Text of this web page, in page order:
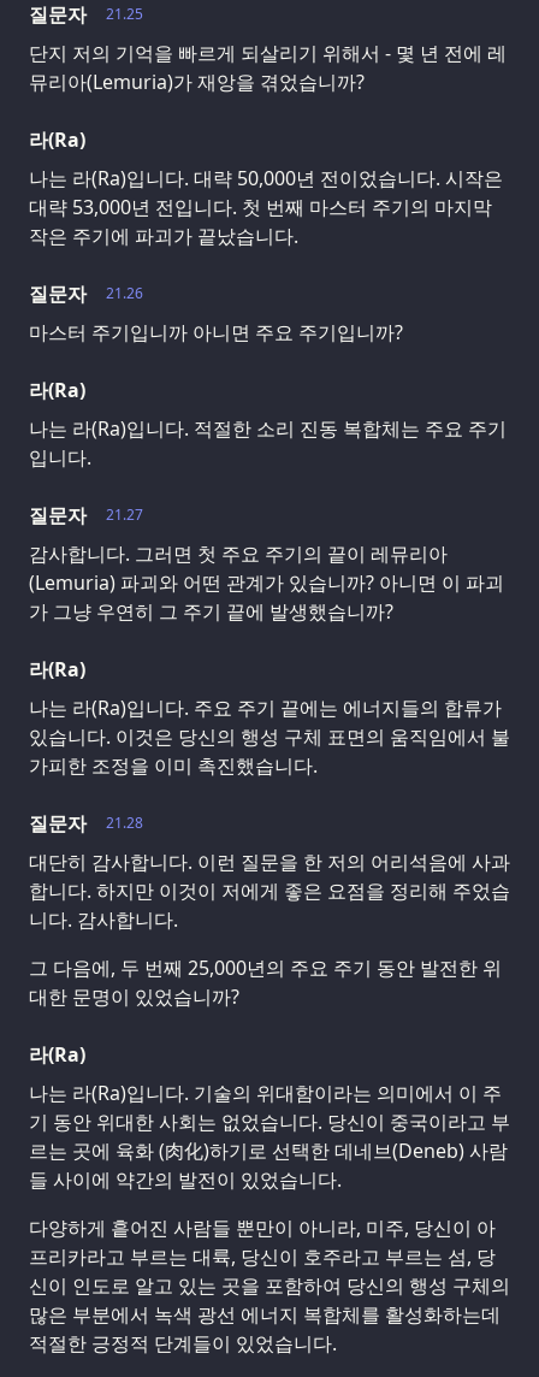
21.25
질문자
단지 저의 기억을 빠르게 되살리기 위해서 - 몇 년 전에 레
뮤리아(Lemuria)가 재앙을 겪었습니까?
라(Ra)
나는 라(Ra)입니다. 대략 50,000년 전이었습니다. 시작은
대략 53,000년 전입니다. 첫 번째 마스터 주기의 마지막
작은 주기에 파괴가 끝났습니다.
21.26
질문자
마스터 주기입니까 아니면 주요 주기입니까?
라(Ra)
나는 라(Ra)입니다. 적절한 소리 진동 복합체는 주요 주기
입니다.
21.27
질문자
감사합니다. 그러면 첫 주요 주기의 끝이 레뮤리아
(Lemuria) 파괴와 어떤 관계가 있습니까? 아니면 이 파괴
가 그냥 우연히 그 주기 끝에 발생했습니까?
라(Ra)
나는 라(Ra)입니다. 주요 주기 끝에는 에너지들의 합류가
있습니다. 이것은 당신의 행성 구체 표면의 움직임에서 불
가피한 조정을 이미 촉진했습니다.
21.28
질문자
대단히 감사합니다. 이런 질문을 한 저의 어리석음에 사과
합니다. 하지만 이것이 저에게 좋은 요점을 정리해 주었습
니다. 감사합니다.
그 다음에, 두 번째 25,000년의 주요 주기 동안 발전한 위
대한 문명이 있었습니까?
라(Ra)
나는 라(Ra)입니다. 기술의 위대함이라는 의미에서 이 주
기 동안 위대한 사회는 없었습니다. 당신이 중국이라고 부
르는 곳에 육화 (肉化)하기로 선택한 데네브(Deneb) 사람
들 사이에 약간의 발전이 있었습니다.
다양하게 흩어진 사람들 뿐만이 아니라, 미주, 당신이 아
프리카라고 부르는 대륙, 당신이 호주라고 부르는 섬, 당
신이 인도로 알고 있는 곳을 포함하여 당신의 행성 구체의
많은 부분에서 녹색 광선 에너지 복합체를 활성화하는데
적절한 긍정적 단계들이 있었습니다.